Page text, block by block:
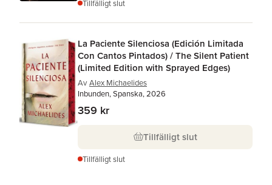
Tillfälligt slut
La Paciente Silenciosa (Edición Limitada
Con Cantos Pintados) / The Silent Patient
(Limited Edition with Sprayed Edges)
Av Alex Michaelides
Inbunden, Spanska, 2026
359 kr
Tillfälligt slut
Tillfälligt slut